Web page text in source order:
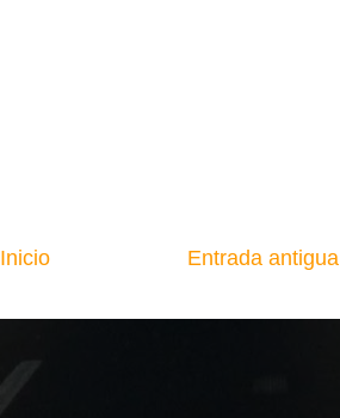
Entrada antigua
Inicio